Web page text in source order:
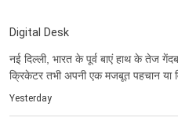
Digital Desk
नई दिल्ली, भारत के पूर्व बाएं हाथ के तेज
क्रिकेटर तभी अपनी एक मजबूत पहचान या
Yesterday